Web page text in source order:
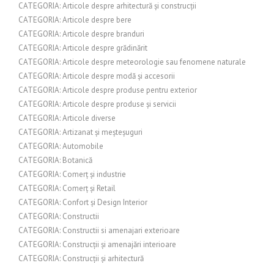
CATEGORIA: Articole despre arhitectură și construcții
CATEGORIA: Articole despre bere
CATEGORIA: Articole despre branduri
CATEGORIA: Articole despre grădinărit
CATEGORIA: Articole despre meteorologie sau fenomene naturale
CATEGORIA: Articole despre modă și accesorii
CATEGORIA: Articole despre produse pentru exterior
CATEGORIA: Articole despre produse și servicii
CATEGORIA: Articole diverse
CATEGORIA: Artizanat și meșteșuguri
CATEGORIA: Automobile
CATEGORIA: Botanică
CATEGORIA: Comerț și industrie
CATEGORIA: Comerț și Retail
CATEGORIA: Confort și Design Interior
CATEGORIA: Constructii
CATEGORIA: Constructii si amenajari exterioare
CATEGORIA: Construcții și amenajări interioare
CATEGORIA: Construcții și arhitectură